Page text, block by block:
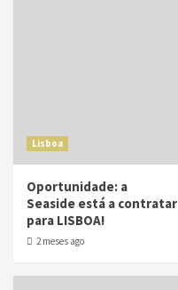
Lisboa
Oportunidade: a
Seaside está a contratar
para LISBOA!
2 meses ago